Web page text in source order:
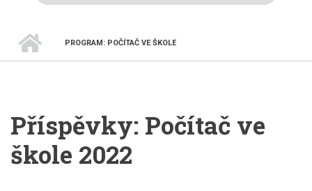
DROBEČKOVÁ
PROGRAM: POČÍTAČ VE ŠKOLE
Příspěvky: Počítač ve
škole 2022